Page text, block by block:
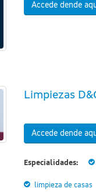
Accede dende
Limpiezas
Accede dende
Especialidades:
limpieza de casas